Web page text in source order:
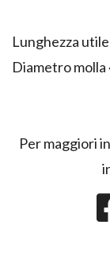
Lunghezza
Diametro molla
Per maggiori